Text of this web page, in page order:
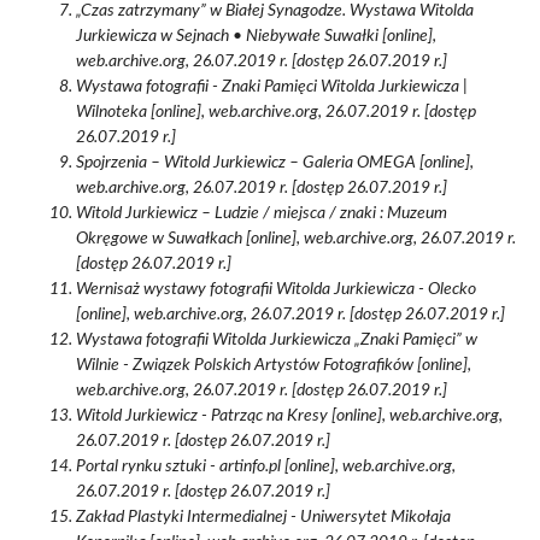
„Czas zatrzymany” w Białej Synagodze. Wystawa Witolda
Jurkiewicza w Sejnach • Niebywałe Suwałki [online],
web.archive.org, 26.07.2019 r. [dostęp 26.07.2019 r.]
Wystawa fotografii - Znaki Pamięci Witolda Jurkiewicza |
Wilnoteka [online], web.archive.org, 26.07.2019 r. [dostęp
26.07.2019 r.]
Spojrzenia – Witold Jurkiewicz – Galeria OMEGA [online],
web.archive.org, 26.07.2019 r. [dostęp 26.07.2019 r.]
Witold Jurkiewicz – Ludzie / miejsca / znaki : Muzeum
Okręgowe w Suwałkach [online], web.archive.org, 26.07.2019 r.
[dostęp 26.07.2019 r.]
Wernisaż wystawy fotografii Witolda Jurkiewicza - Olecko
[online], web.archive.org, 26.07.2019 r. [dostęp 26.07.2019 r.]
Wystawa fotografii Witolda Jurkiewicza „Znaki Pamięci” w
Wilnie - Związek Polskich Artystów Fotografików [online],
web.archive.org, 26.07.2019 r. [dostęp 26.07.2019 r.]
Witold Jurkiewicz - Patrząc na Kresy [online], web.archive.org,
26.07.2019 r. [dostęp 26.07.2019 r.]
Portal rynku sztuki - artinfo.pl [online], web.archive.org,
26.07.2019 r. [dostęp 26.07.2019 r.]
Zakład Plastyki Intermedialnej - Uniwersytet Mikołaja